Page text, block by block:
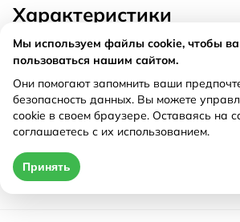
Характеристики
Производитель
Бауш
Рецепт
Не
от 432,96 ₽
Мы используем файлы cookie, чтобы
пользоваться нашим сайтом.
Они помогают запомнить ваши
безопасность данных. Вы можете
cookie в своем браузере. Оставаясь на
соглашаетесь с их использованием.
Принять